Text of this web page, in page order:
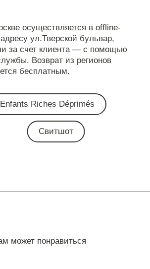
осуществляется в offline-
ул.Тверской бульвар,
за счет клиента — с помощью
Возврат из регионов
бесплатным.
Enfants Riches Déprimés
Свитшот
может понравиться